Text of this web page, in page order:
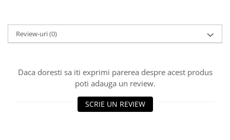
Turta dulce cu nuci
Croissant
Review-uri(0)
Daca doresti sa iti exprimi parerea despre acest produs
poti adauga un review.
SCRIE UN REVIEW